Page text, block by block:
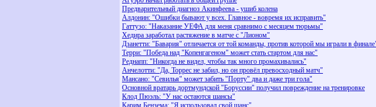
Предварительный диагноз Акинфеева - ушиб колена
Алдонин: "Ошибки бывают у всех. Главное - вовремя их исправить"
Гаттузо: "Наказание УЕФА для меня сравнимо с месяцем тюрьмы"
Хедира заработал растяжение в матче с "Лионом"
Дзанетти: "Бавария" отличается от той команды, против которой мы играли в
Терри: "Победа над "Копенгагеном" может стать стартом для нас"
Реднапп: "Никогда не видел, чтобы так много промахивались"
Анчелотти: "Да, Торрес не забил, но он провёл превосходный матч"
Мансано: "Севилья" может забить "Порту" два и даже три гола"
Основной вратарь дортмундской "Боруссии" получил повреждение на тренировке
Клод Пюэль: "У нас остаются шансы"
Карим Бензема: "Я использовал свой шанс"